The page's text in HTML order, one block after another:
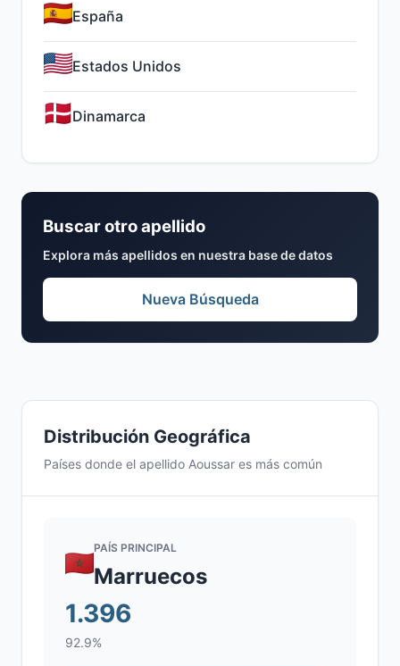
Distribución Geográfica
Países donde el apellido Aoussar es más común
PAÍS PRINCIPAL
Marruecos
1.396
92.9%
España
Estados Unidos
Dinamarca
Buscar otro apellido
Explora más apellidos en nuestra base de datos
Nueva Búsqueda